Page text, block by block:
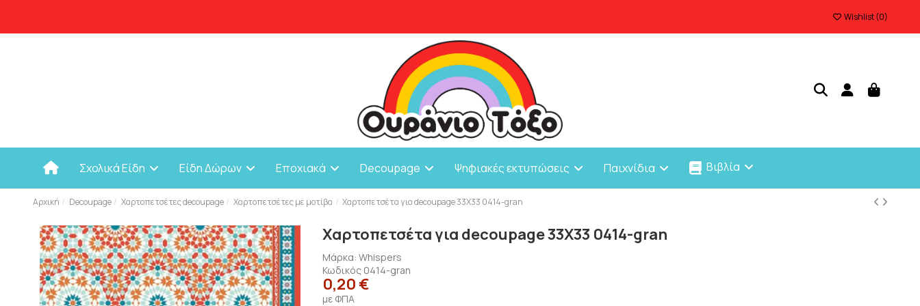
Wishlist (0)
Σχολικά Είδη Είδη Δώρων Εποχιακά Decoupage Ψηφιακές εκτυπώσεις Παιχνίδια Βιβλία
Αρχική Decoupage Χαρτοπετσέτες decoupage Χαρτοπετσέτες με μοτίβα Χαρτοπετσέτα για decoupage 33X33 0414-gran
Χαρτοπετσέτα για decoupage 33X33 0414-gran
Μάρκα: Whispers
Κωδικός 0414-gran
0,20 €
με ΦΠΑ